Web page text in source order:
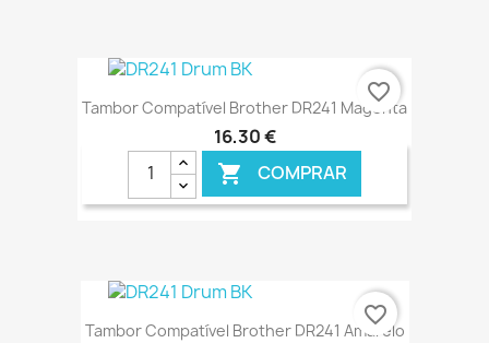
€ ONLINE
Tambor Compatível Brother DR241 Magenta
16,30 €
 COMPRAR
€ ONLINE
favorite_border
Tambor Compatível Brother DR241 Amarelo
favorite_border